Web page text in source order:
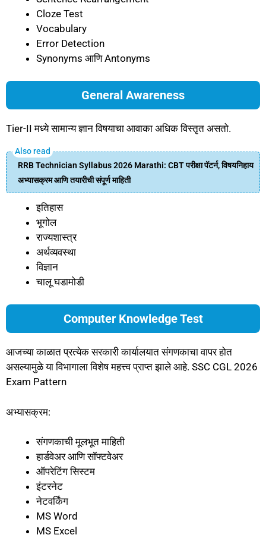
Cloze Test
Vocabulary
Error Detection
Synonyms आणि Antonyms
General Awareness
Tier-II मध्ये सामान्य ज्ञान विषयाचा आवाका अधिक विस्तृत असतो.
RRB Technician Syllabus 2026 Marathi: CBT परीक्षा पॅटर्न, विषयनिहाय
अभ्यासक्रम आणि तयारीची संपूर्ण माहिती
इतिहास
भूगोल
राज्यशास्त्र
अर्थव्यवस्था
विज्ञान
चालू घडामोडी
Computer Knowledge Test
आजच्या काळात प्रत्येक सरकारी कार्यालयात संगणकाचा वापर होत
असल्यामुळे या विभागाला विशेष महत्त्व प्राप्त झाले आहे. SSC CGL 2026
Exam Pattern
अभ्यासक्रम:
संगणकाची मूलभूत माहिती
हार्डवेअर आणि सॉफ्टवेअर
ऑपरेटिंग सिस्टम
इंटरनेट
नेटवर्किंग
MS Word
MS Excel